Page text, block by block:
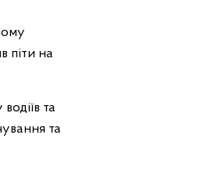
піти на
та
та